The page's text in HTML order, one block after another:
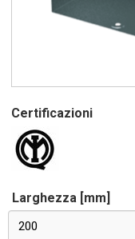
Certificazioni
Larghezza [mm]
200